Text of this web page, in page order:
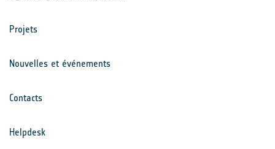
Projets
Nouvelles et événements
Contacts
Helpdesk